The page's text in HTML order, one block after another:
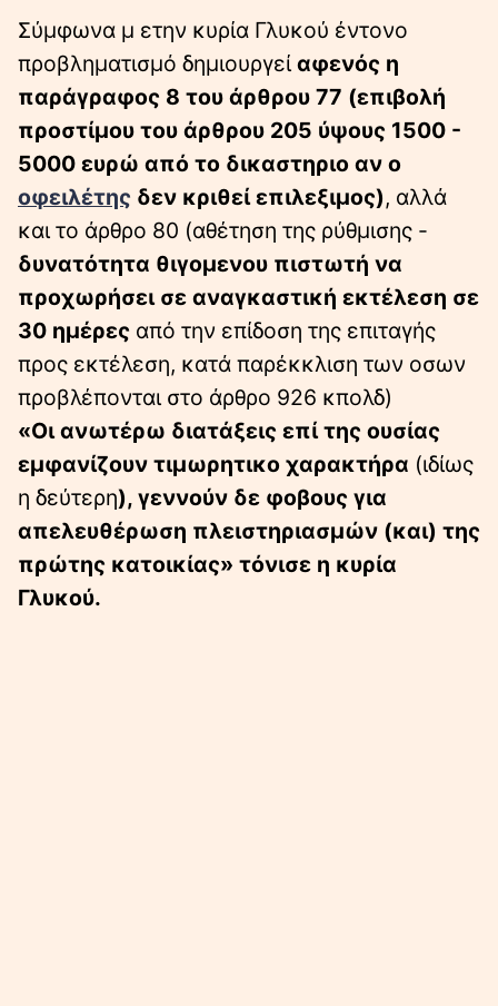
Σύμφωνα μ ετην κυρία Γλυκού έντονο
προβληματισμό δημιουργεί αφενός η
παράγραφος 8 του άρθρου 77 (επιβολή
προστίμου του άρθρου 205 ύψους 1500 -
5000 ευρώ από το δικαστηριο αν ο
οφειλέτης δεν κριθεί επιλεξιμος), αλλά
και το άρθρο 80 (αθέτηση της ρύθμισης -
δυνατότητα θιγομενου πιστωτή να
προχωρήσει σε αναγκαστική εκτέλεση σε
30 ημέρες από την επίδοση της επιταγής
προς εκτέλεση, κατά παρέκκλιση των οσων
προβλέπονται στο άρθρο 926 κπολδ)
«Οι ανωτέρω διατάξεις επί της ουσίας
εμφανίζουν τιμωρητικο χαρακτήρα (ιδίως
η δεύτερη), γεννούν δε φοβους για
απελευθέρωση πλειστηριασμών (και) της
πρώτης κατοικίας» τόνισε η κυρία
Γλυκού.